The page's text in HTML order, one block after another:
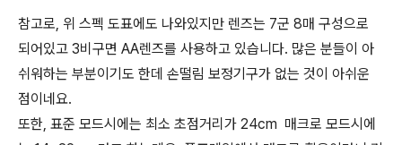
참고로, 위 스펙 도표에도 나와있지만 렌즈는 7군 8매 구성으로
되어있고 3비구면 AA렌즈를 사용하고 있습니다. 많은 분들이 아
쉬워하는 부분이기도 한데 손떨림 보정기구가 없는 것이 아쉬운
점이네요.
또한, 표준 모드시에는 최소 초점거리가 24cm 매크로 모드시에